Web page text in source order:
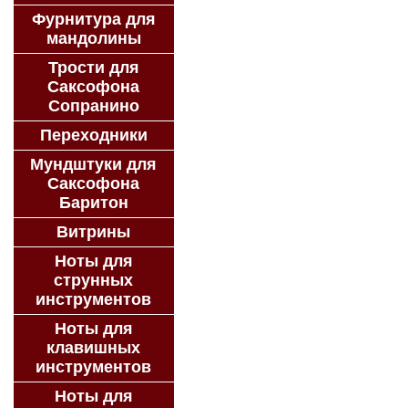
Фурнитура для
мандолины
Трости для
Саксофона
Сопранино
Переходники
Мундштуки для
Саксофона
Баритон
Витрины
Ноты для
струнных
инструментов
Ноты для
клавишных
инструментов
Ноты для